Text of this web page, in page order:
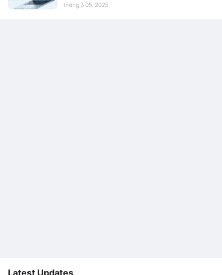
tháng 3 05, 2025
Latest Updates